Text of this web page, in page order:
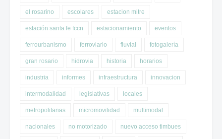
el rosarino escolares estacion mitre
estación santa fe fccn estacionamiento eventos
ferrourbanismo ferroviario fluvial fotogalería
gran rosario hidrovia historia horarios
industria informes infraestructura innovacion
intermodalidad legislativas locales
metropolitanas micromovilidad multimodal
nacionales no motorizado nuevo acceso timbues